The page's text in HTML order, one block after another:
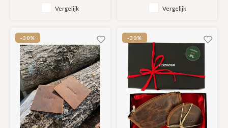
de RFID bescherming, zijn uw
Vergelijk Vergelijk
-30% -30%